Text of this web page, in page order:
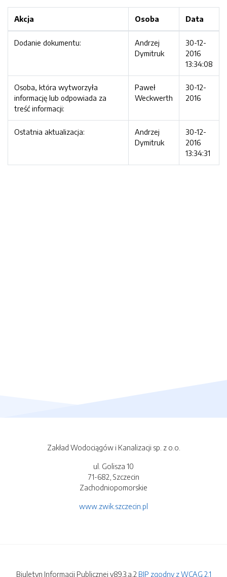
Akcja Osoba Data
Dodanie dokumentu:
Andrzej
Dymitruk
30-12-
2016
13:34:08
Osoba, która wytworzyła
informację lub odpowiada za
treść informacji:
Paweł
Weckwerth
30-12-
2016
Ostatnia aktualizacja:
Andrzej
Dymitruk
30-12-
2016
13:34:31
Zakład Wodociągów i Kanalizacji sp. z o.o.
ul. Golisza 10
71-682, Szczecin
Zachodniopomorskie
www.zwik.szczecin.pl
Biuletyn Informacji Publicznej v89.3.a.2 BIP zgodny z WCAG 2.1